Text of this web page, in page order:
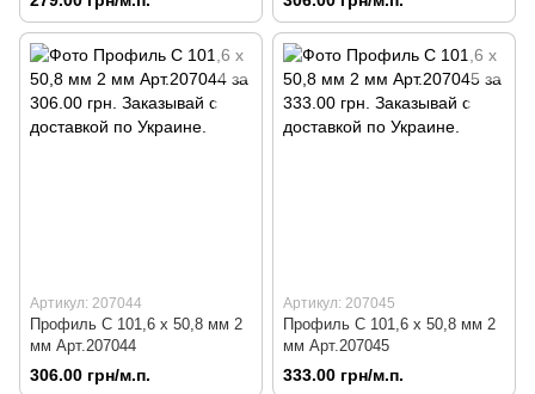
Артикул: 207044
Профиль C 101,6 х 50,8 мм 2
мм Арт.207044
306.00 грн/м.п.
Артикул: 207045
Профиль C 101,6 х 50,8 мм 2
мм Арт.207045
333.00 грн/м.п.